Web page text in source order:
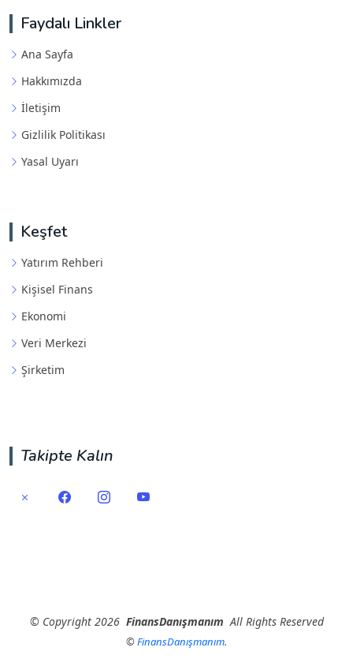
Faydalı Linkler
Ana Sayfa
Hakkımızda
İletişim
Gizlilik Politikası
Yasal Uyarı
Keşfet
Yatırım Rehberi
Kişisel Finans
Ekonomi
Veri Merkezi
Şirketim
Takipte Kalın
© Copyright2026 FinansDanışmanım All Rights Reserved
©FinansDanışmanım.